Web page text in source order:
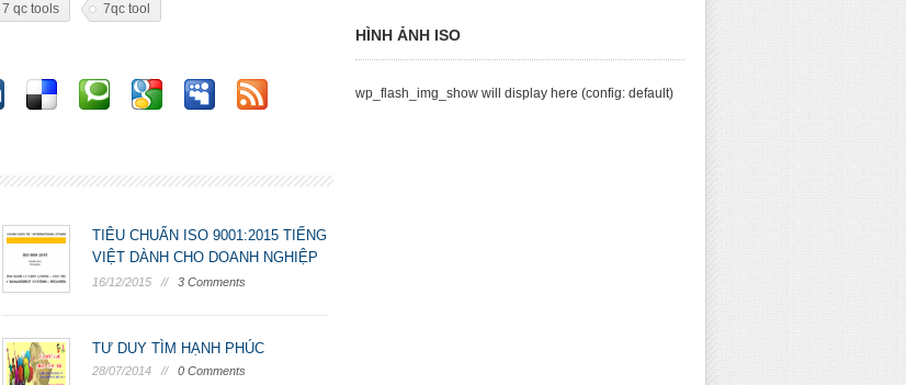
7 qc tools 7qc tool
TIÊU CHUẨN ISO 9001:2015 TIẾNG
VIỆT DÀNH CHO DOANH NGHIỆP
(FR ...
16/12/2015 // 3 Comments
TƯ DUY TÌM HẠNH PHÚC
28/07/2014 // 0 Comments
HÌNH ẢNH ISO
wp_flash_img_show will display here (config: default)